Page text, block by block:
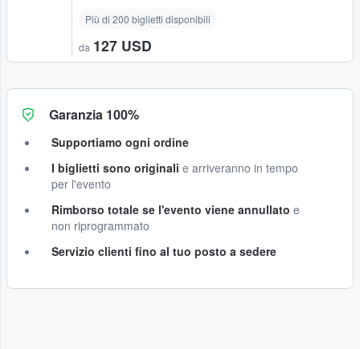
Più di 200 biglietti disponibili
da 127 USD
Garanzia 100%
Supportiamo ogni ordine
I biglietti sono originali e arriveranno in tempo
per l'evento
Rimborso totale se l'evento viene annullato e
non riprogrammato
Servizio clienti fino al tuo posto a sedere